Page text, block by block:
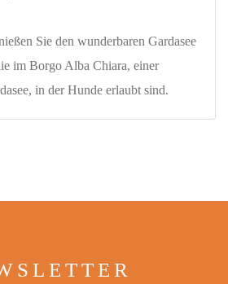
Sie den wunderbaren Gardasee
im Borgo Alba Chiara, einer
in der Hunde erlaubt sind.